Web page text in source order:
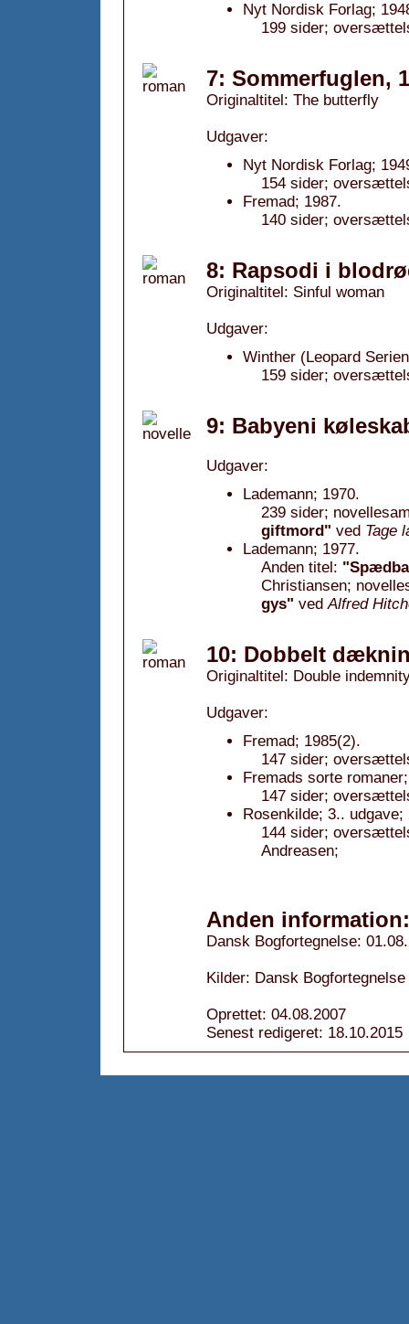
Nyt Nordisk Forlag;
199 sider;
7: Sommerfuglen,
Originaltitel: The butterfly
Udgaver:
Nyt Nordisk Forlag;
154 sider;
Fremad; 1987.
140 sider;
8: Rapsodi i
Originaltitel: Sinful woman
Udgaver:
Winther (Leopard
159 sider;
9: Babyeni
Udgaver:
Lademann; 1970.
239 sider;
giftmord" ved Tage
Lademann; 1977.
Anden titel:
Christiansen;
gys" vedAlfred
10: Dobbelt
Originaltitel: Double
Udgaver:
Fremad; 1985(2).
147 sider;
Fremads sorte
147 sider;
Rosenkilde; 3.. udgave;
144 sider;
Andreasen;
Anden information:
Dansk Bogfortegnelse:
Kilder: Dansk Bogfortegnelse
Oprettet: 04.08.2007
Senest redigeret: 18.10.2015